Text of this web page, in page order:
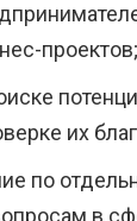
проектов;
их
по
в